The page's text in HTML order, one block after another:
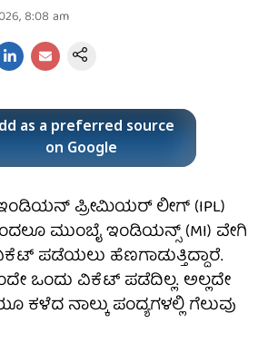
8:08 am
as a preferred source
on Google
ಇಂಡಿಯನ್ ಪ್ರೀಮಿಯರ್ ಲೀಗ್ (IPL)
ಮುಂಬೈ ಇಂಡಿಯನ್ಸ್ (MI) ವೇಗಿ
ಪಡೆಯಲು ಹೆಣಗಾಡುತ್ತಿದ್ದಾರೆ.
ಒಂದು ವಿಕೆಟ್ ಪಡೆದಿಲ್ಲ. ಅಲ್ಲದೇ
ಕಳೆದ ನಾಲ್ಕು ಪಂದ್ಯಗಳಲ್ಲಿ ಗೆಲುವು